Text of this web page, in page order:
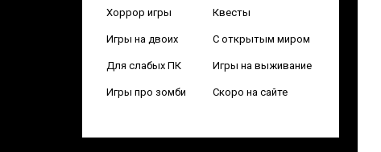
Хоррор игры Квесты
Игры на двоих С открытым миром
Для слабых ПК Игры на выживание
Игры про зомби Скоро на сайте